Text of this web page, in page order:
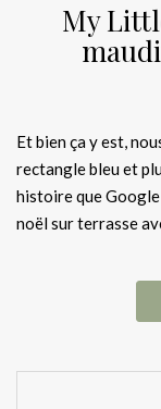
My
Et bien ça y est,
rectangle bleu et
histoire que Google
noël sur terrasse